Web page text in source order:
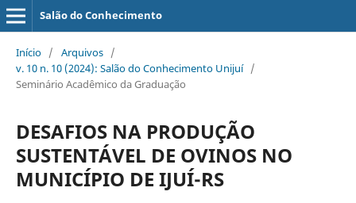
Salão do Conhecimento
Início / Arquivos /
v. 10 n. 10 (2024): Salão do Conhecimento Unijuí /
Seminário Acadêmico da Graduação
DESAFIOS NA PRODUÇÃO
SUSTENTÁVEL DE OVINOS NO
MUNICÍPIO DE IJUÍ-RS